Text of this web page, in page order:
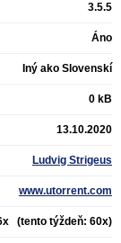
3.5.5
Áno
Iný ako Slovenskí
0 kB
13.10.2020
Ludvig Strigeus
www.utorrent.com
(tento týždeň: 60x)